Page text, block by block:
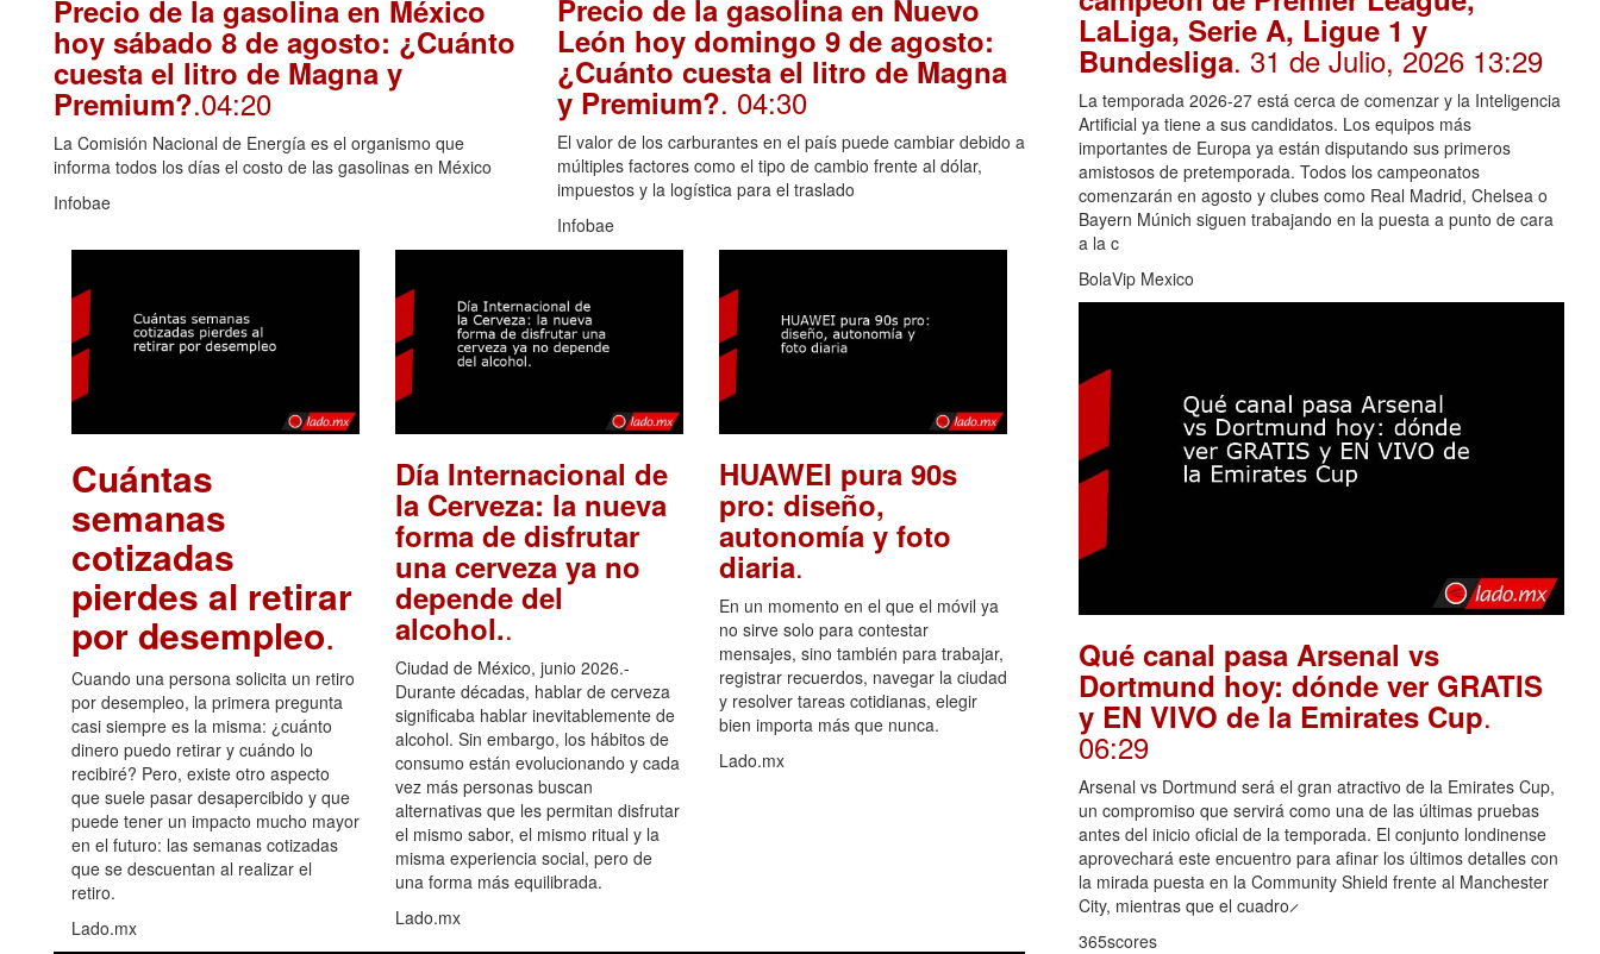
Precio de la gasolina en México
hoy sábado 8 de agosto: ¿Cuánto
cuesta el litro de Magna y
Premium?.04:20
La Comisión Nacional de Energía es el organismo que
informa todos los días el costo de las gasolinas en México
Infobae
Precio de la gasolina en Nuevo
León hoy domingo 9 de agosto:
¿Cuánto cuesta el litro de Magna
y Premium?. 04:30
El valor de los carburantes en el país puede cambiar debido a
múltiples factores como el tipo de cambio frente al dólar,
impuestos y la logística para el traslado
Infobae
Cuántas
semanas
cotizadas
pierdes al retirar
por desempleo.
Cuando una persona solicita un retiro
por desempleo, la primera pregunta
casi siempre es la misma: ¿cuánto
dinero puedo retirar y cuándo lo
recibiré? Pero, existe otro aspecto
que suele pasar desapercibido y que
puede tener un impacto mucho mayor
en el futuro: las semanas cotizadas
que se descuentan al realizar el
retiro.
Lado.mx
Día Internacional de
la Cerveza: la nueva
forma de disfrutar
una cerveza ya no
depende del
alcohol..
Ciudad de México, junio 2026.-
Durante décadas, hablar de cerveza
significaba hablar inevitablemente de
alcohol. Sin embargo, los hábitos de
consumo están evolucionando y cada
vez más personas buscan
alternativas que les permitan disfrutar
el mismo sabor, el mismo ritual y la
misma experiencia social, pero de
una forma más equilibrada.
Lado.mx
HUAWEI pura 90s
pro: diseño,
autonomía y foto
diaria.
En un momento en el que el móvil ya
no sirve solo para contestar
mensajes, sino también para trabajar,
registrar recuerdos, navegar la ciudad
y resolver tareas cotidianas, elegir
bien importa más que nunca.
Lado.mx
LaLiga, Serie A, Ligue 1 y
Bundesliga. 31 de Julio, 2026 13:29
La temporada 2026-27 está cerca de comenzar y la Inteligencia
Artificial ya tiene a sus candidatos. Los equipos más
importantes de Europa ya están disputando sus primeros
amistosos de pretemporada. Todos los campeonatos
comenzarán en agosto y clubes como Real Madrid, Chelsea o
Bayern Múnich siguen trabajando en la puesta a punto de cara
a la c
BolaVip Mexico
Qué canal pasa Arsenal vs
Dortmund hoy: dónde ver GRATIS
y EN VIVO de la Emirates Cup.
06:29
Arsenal vs Dortmund será el gran atractivo de la Emirates Cup,
un compromiso que servirá como una de las últimas pruebas
antes del inicio oficial de la temporada. El conjunto londinense
aprovechará este encuentro para afinar los últimos detalles con
la mirada puesta en la Community Shield frente al Manchester
City, mientras que el cuadro ̷
365scores